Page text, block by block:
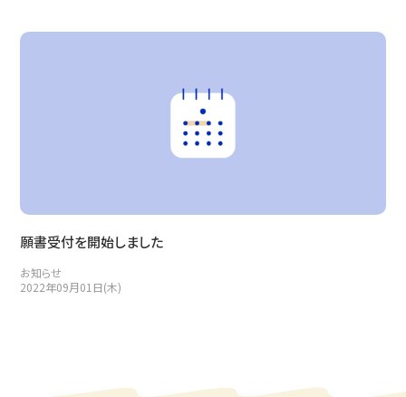
願書受付を開始しました
お知らせ
2022年09月01日(木)